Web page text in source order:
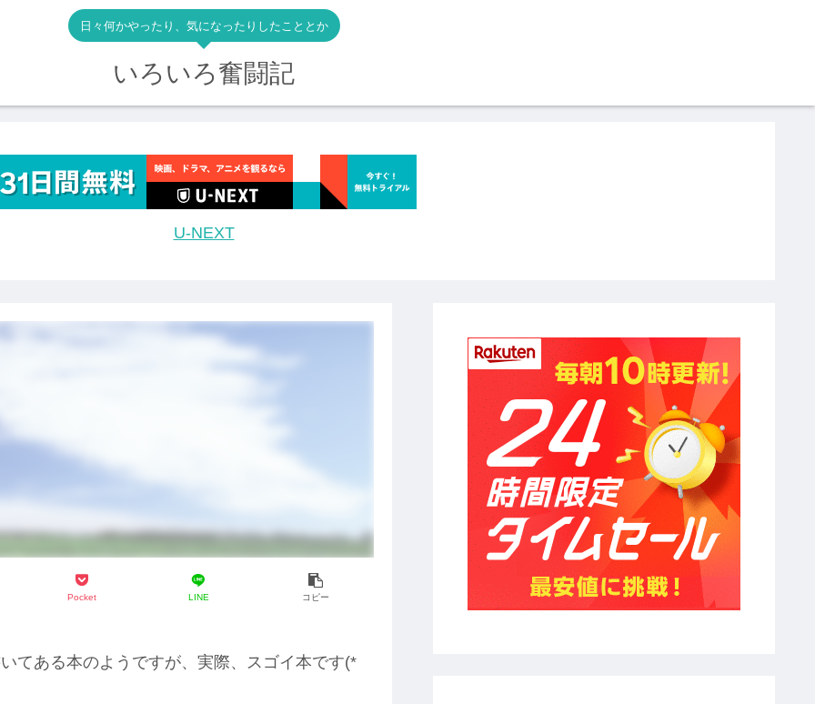
日々何かやったり、気になったりしたこととか
いろいろ奮闘記
U-NEXT
Pocket LINE コピー
てある本のようですが、実際、スゴイ本です(*